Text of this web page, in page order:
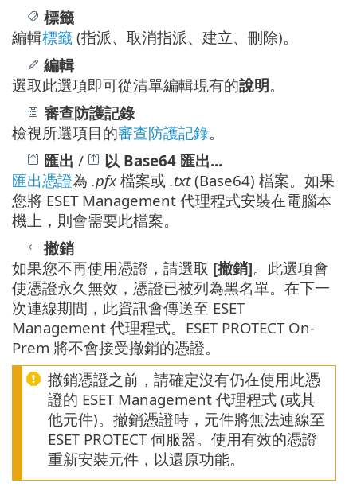
標籤
編輯標籤 (指派、取消指派、建立、刪除)。
編輯
選取此選項即可從清單編輯現有的說明。
審查防護記錄
檢視所選項目的審查防護記錄。
匯出 /
以 Base64 匯出...
匯出憑證為 .pfx檔案或 .txt(Base64) 檔案。如果
您將 ESET Management 代理程式安裝在電腦本
機上，則會需要此檔案。
撤銷
如果您不再使用憑證，請選取 [撤銷]。此選項會
使憑證永久無效，憑證已被列為黑名單。在下一
次連線期間，此資訊會傳送至 ESET
Management 代理程式。ESET PROTECT On-
Prem 將不會接受撤銷的憑證。
撤銷憑證之前，請確定沒有仍在使用此憑
證的 ESET Management 代理程式 (或其
他元件)。撤銷憑證時，元件將無法連線至
ESET PROTECT 伺服器。使用有效的憑證
重新安裝元件，以還原功能。